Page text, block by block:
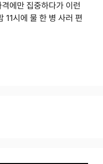
에만 집중하다가 이런
11시에 물 한 병 사러 편